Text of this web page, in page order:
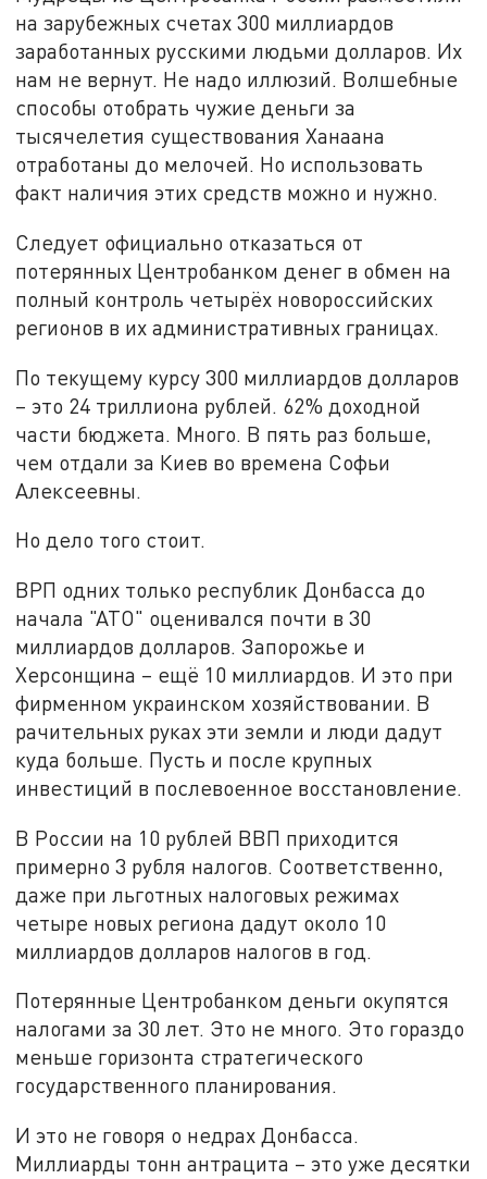
на зарубежных счетах 300 миллиардов
заработанных русскими людьми долларов. Их
нам не вернут. Не надо иллюзий. Волшебные
способы отобрать чужие деньги за
тысячелетия существования Ханаана
отработаны до мелочей. Но использовать
факт наличия этих средств можно и нужно.
Следует официально отказаться от
потерянных Центробанком денег в обмен на
полный контроль четырёх новороссийских
регионов в их административных границах.
По текущему курсу 300 миллиардов долларов
– это 24 триллиона рублей. 62% доходной
части бюджета. Много. В пять раз больше,
чем отдали за Киев во времена Софьи
Алексеевны.
Но дело того стоит.
ВРП одних только республик Донбасса до
начала "АТО" оценивался почти в 30
миллиардов долларов. Запорожье и
Херсонщина – ещё 10 миллиардов. И это при
фирменном украинском хозяйствовании. В
рачительных руках эти земли и люди дадут
куда больше. Пусть и после крупных
инвестиций в послевоенное восстановление.
В России на 10 рублей ВВП приходится
примерно 3 рубля налогов. Соответственно,
даже при льготных налоговых режимах
четыре новых региона дадут около 10
миллиардов долларов налогов в год.
Потерянные Центробанком деньги окупятся
налогами за 30 лет. Это не много. Это гораздо
меньше горизонта стратегического
государственного планирования.
И это не говоря о недрах Донбасса.
Миллиарды тонн антрацита – это уже десятки